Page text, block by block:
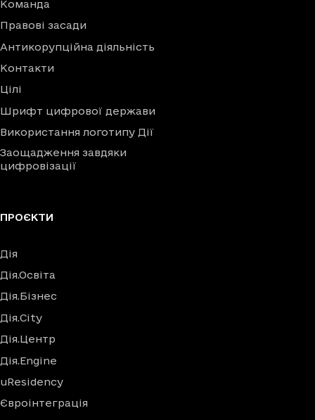
Команда
Правові засади
Антикорупційна діяльність
Контакти
Цілі
Шрифт цифрової держави
Використання логотипу Дії
Заощадження завдяки
цифровізації
ПРОЄКТИ
Дія
Дія.Освіта
Дія.Бізнес
Дія.City
Дія.Центр
Дія.Engine
uResidency
Євроінтеграція